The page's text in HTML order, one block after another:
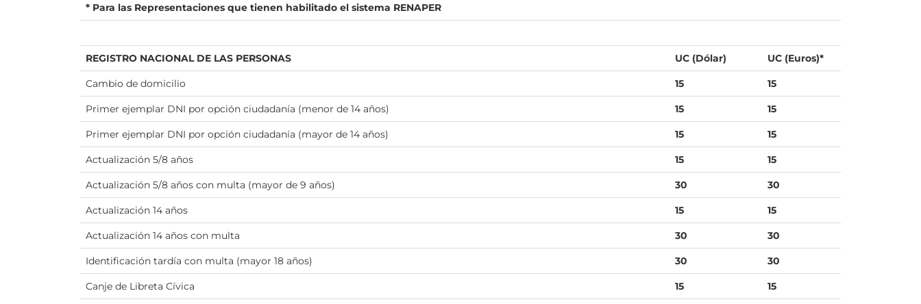
* Para las Representaciones que tienen habilitado el sistema RENAPER
REGISTRO NACIONAL DE LAS PERSONAS UC (Dólar) UC (Euros)*
Cambio de domicilio 15 15
Primer ejemplar DNI por opción ciudadanía (menor de 14 años) 15 15
Primer ejemplar DNI por opción ciudadanía (mayor de 14 años) 15 15
Actualización 5/8 años 15 15
Actualización 5/8 años con multa (mayor de 9 años) 30 30
Actualización 14 años 15 15
Actualización 14 años con multa 30 30
Identificación tardía con multa (mayor 18 años) 30 30
Canje de Libreta Cívica 15 15